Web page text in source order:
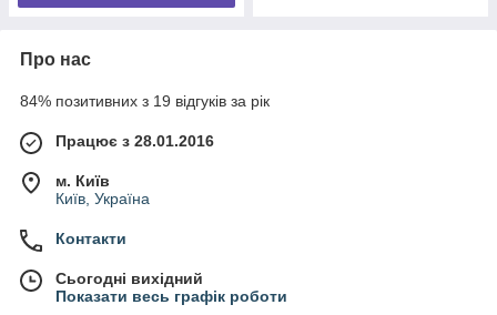
Про нас
84% позитивних з 19 відгуків за рік
Працює з 28.01.2016
м. Київ
Київ, Україна
Контакти
Сьогодні вихідний
Показати весь графік роботи